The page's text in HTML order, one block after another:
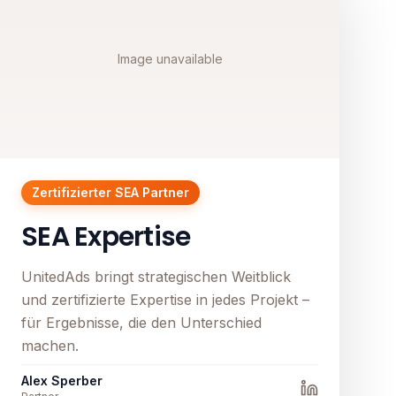
Image unavailable
Zertifizierter SEA Partner
SEA Expertise
UnitedAds bringt strategischen Weitblick
und zertifizierte Expertise in jedes Projekt –
für Ergebnisse, die den Unterschied
machen.
Alex Sperber